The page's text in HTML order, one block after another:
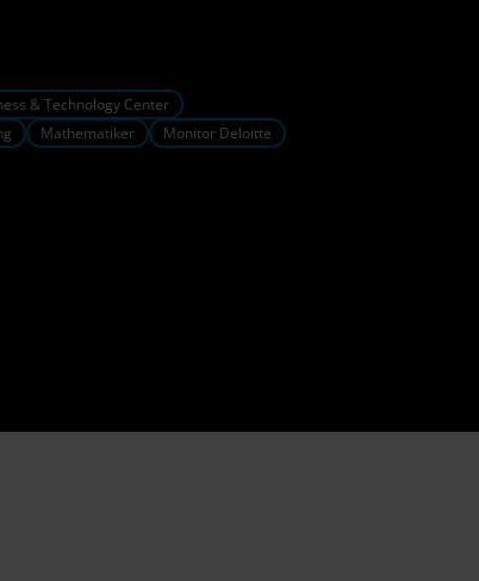
& Technology Center
Mathematiker
Monitor Deloitte